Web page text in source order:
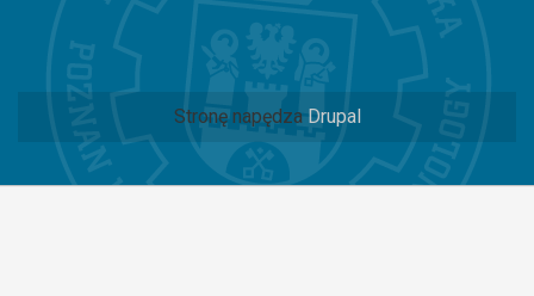
Stronę napędza Drupal